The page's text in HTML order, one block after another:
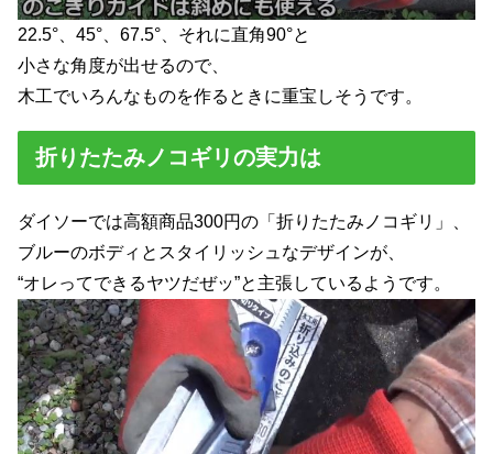
22.5°、45°、67.5°、それに直角90°と
小さな角度が出せるので、
木工でいろんなものを作るときに重宝しそうです。
折りたたみノコギリの実力は
ダイソーでは高額商品300円の「折りたたみノコギリ」、
ブルーのボディとスタイリッシュなデザインが、
“オレってできるヤツだぜッ”と主張しているようです。